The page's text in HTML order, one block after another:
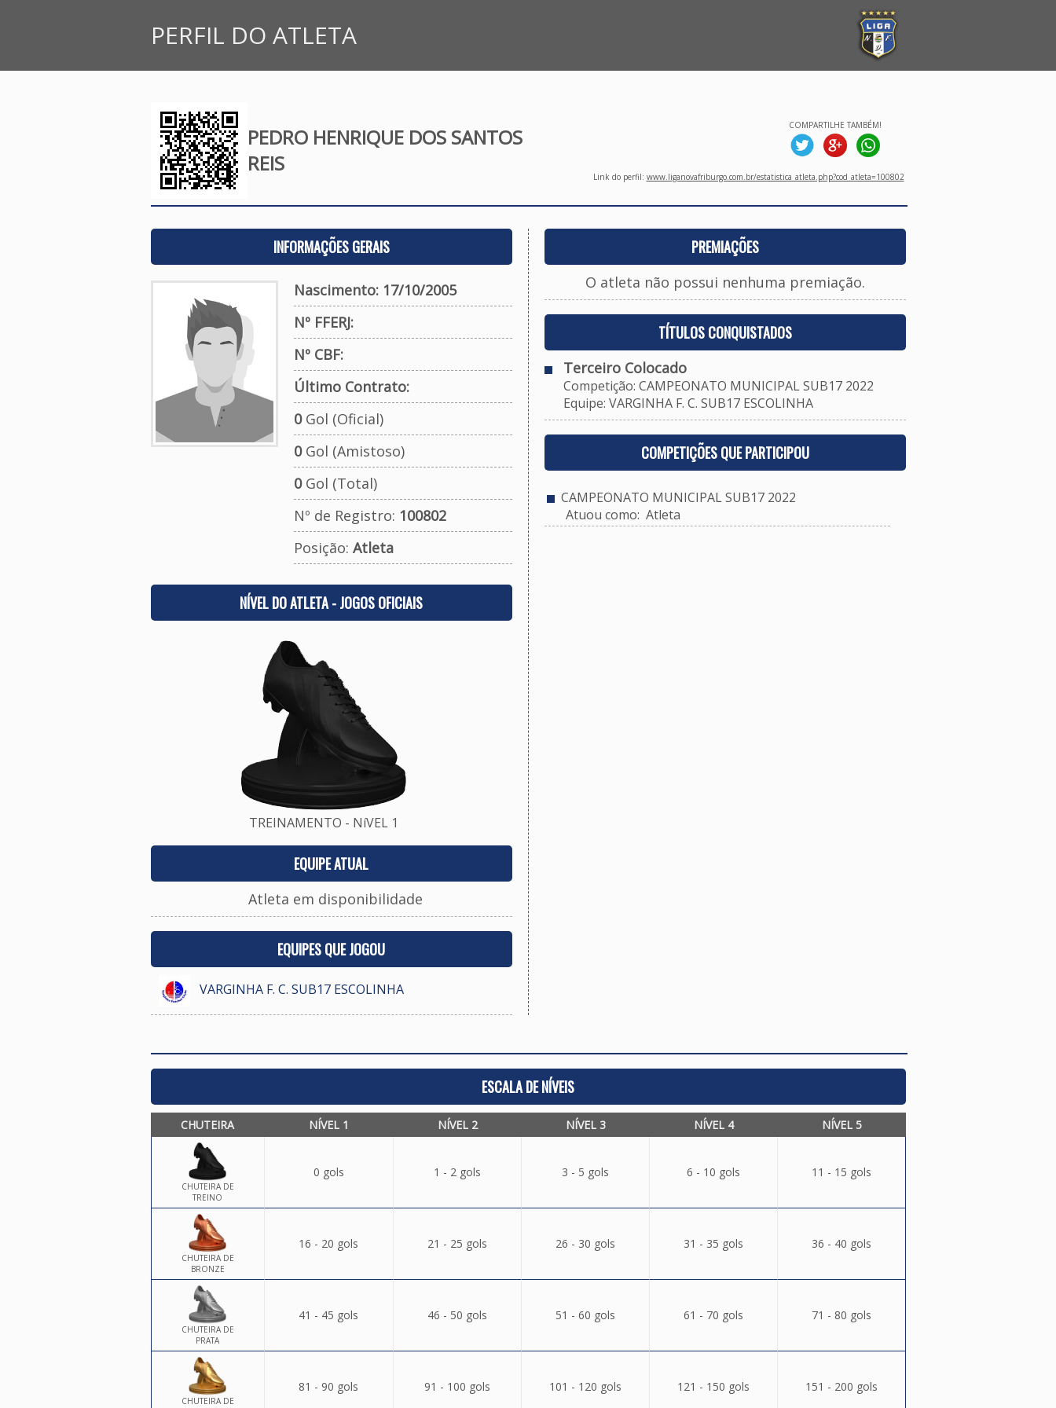
PERFIL DO ATLETA
PEDRO HENRIQUE DOS SANTOS
REIS
COMPARTILHE TAMBÉM!
Link do perfil: www.liganovafriburgo.com.br/estatistica_atleta.php?cod_atleta=100802
INFORMAÇÕES GERAIS
Nascimento: 17/10/2005
Nº FFERJ:
Nº CBF:
Último Contrato:
0Gol (Oficial)
0Gol (Amistoso)
0Gol (Total)
Nº de Registro: 100802
Posição: Atleta
NÍVEL DO ATLETA - JOGOS OFICIAIS
TREINAMENTO - NíVEL 1
EQUIPE ATUAL
Atleta em disponibilidade
EQUIPES QUE JOGOU
VARGINHA F. C. SUB17 ESCOLINHA
PREMIAÇÕES
O atleta não possui nenhuma premiação.
TÍTULOS CONQUISTADOS
Terceiro Colocado
Competição: CAMPEONATO MUNICIPAL SUB17 2022
Equipe: VARGINHA F. C. SUB17 ESCOLINHA
COMPETIÇÕES QUE PARTICIPOU
CAMPEONATO MUNICIPAL SUB17 2022
Atuou como: Atleta
ESCALA DE NÍVEIS
CHUTEIRA NÍVEL 1 NÍVEL 2 NÍVEL 3 NÍVEL 4 NÍVEL 5
CHUTEIRA DE
TREINO
0 gols 1 - 2 gols 3 - 5 gols 6 - 10 gols 11 - 15 gols
CHUTEIRA DE
BRONZE
16 - 20 gols 21 - 25 gols 26 - 30 gols 31 - 35 gols 36 - 40 gols
CHUTEIRA DE
PRATA
41 - 45 gols 46 - 50 gols 51 - 60 gols 61 - 70 gols 71 - 80 gols
CHUTEIRA DE
81 - 90 gols 91 - 100 gols 101 - 120 gols 121 - 150 gols 151 - 200 gols